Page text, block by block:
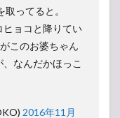
ってると。
ョコと降りてい
このお婆ちゃん
なんだかほっこ
2016年11月